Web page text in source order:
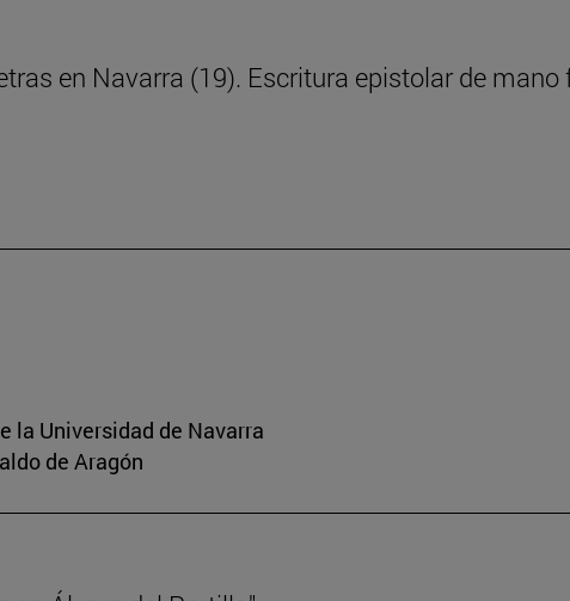
en Navarra (19). Escritura epistolar de mano
la Universidad de Navarra
de Aragón